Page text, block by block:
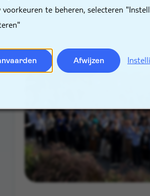
voorkeuren te beheren, selecteren
Afwijzen